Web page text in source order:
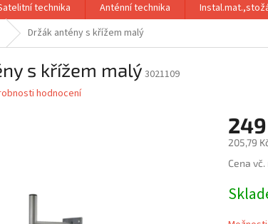
technika Anténní technika
Držák antény s křížem malý
s křížem malý 3021109
hodnocení
205,79
Měrná
Cena